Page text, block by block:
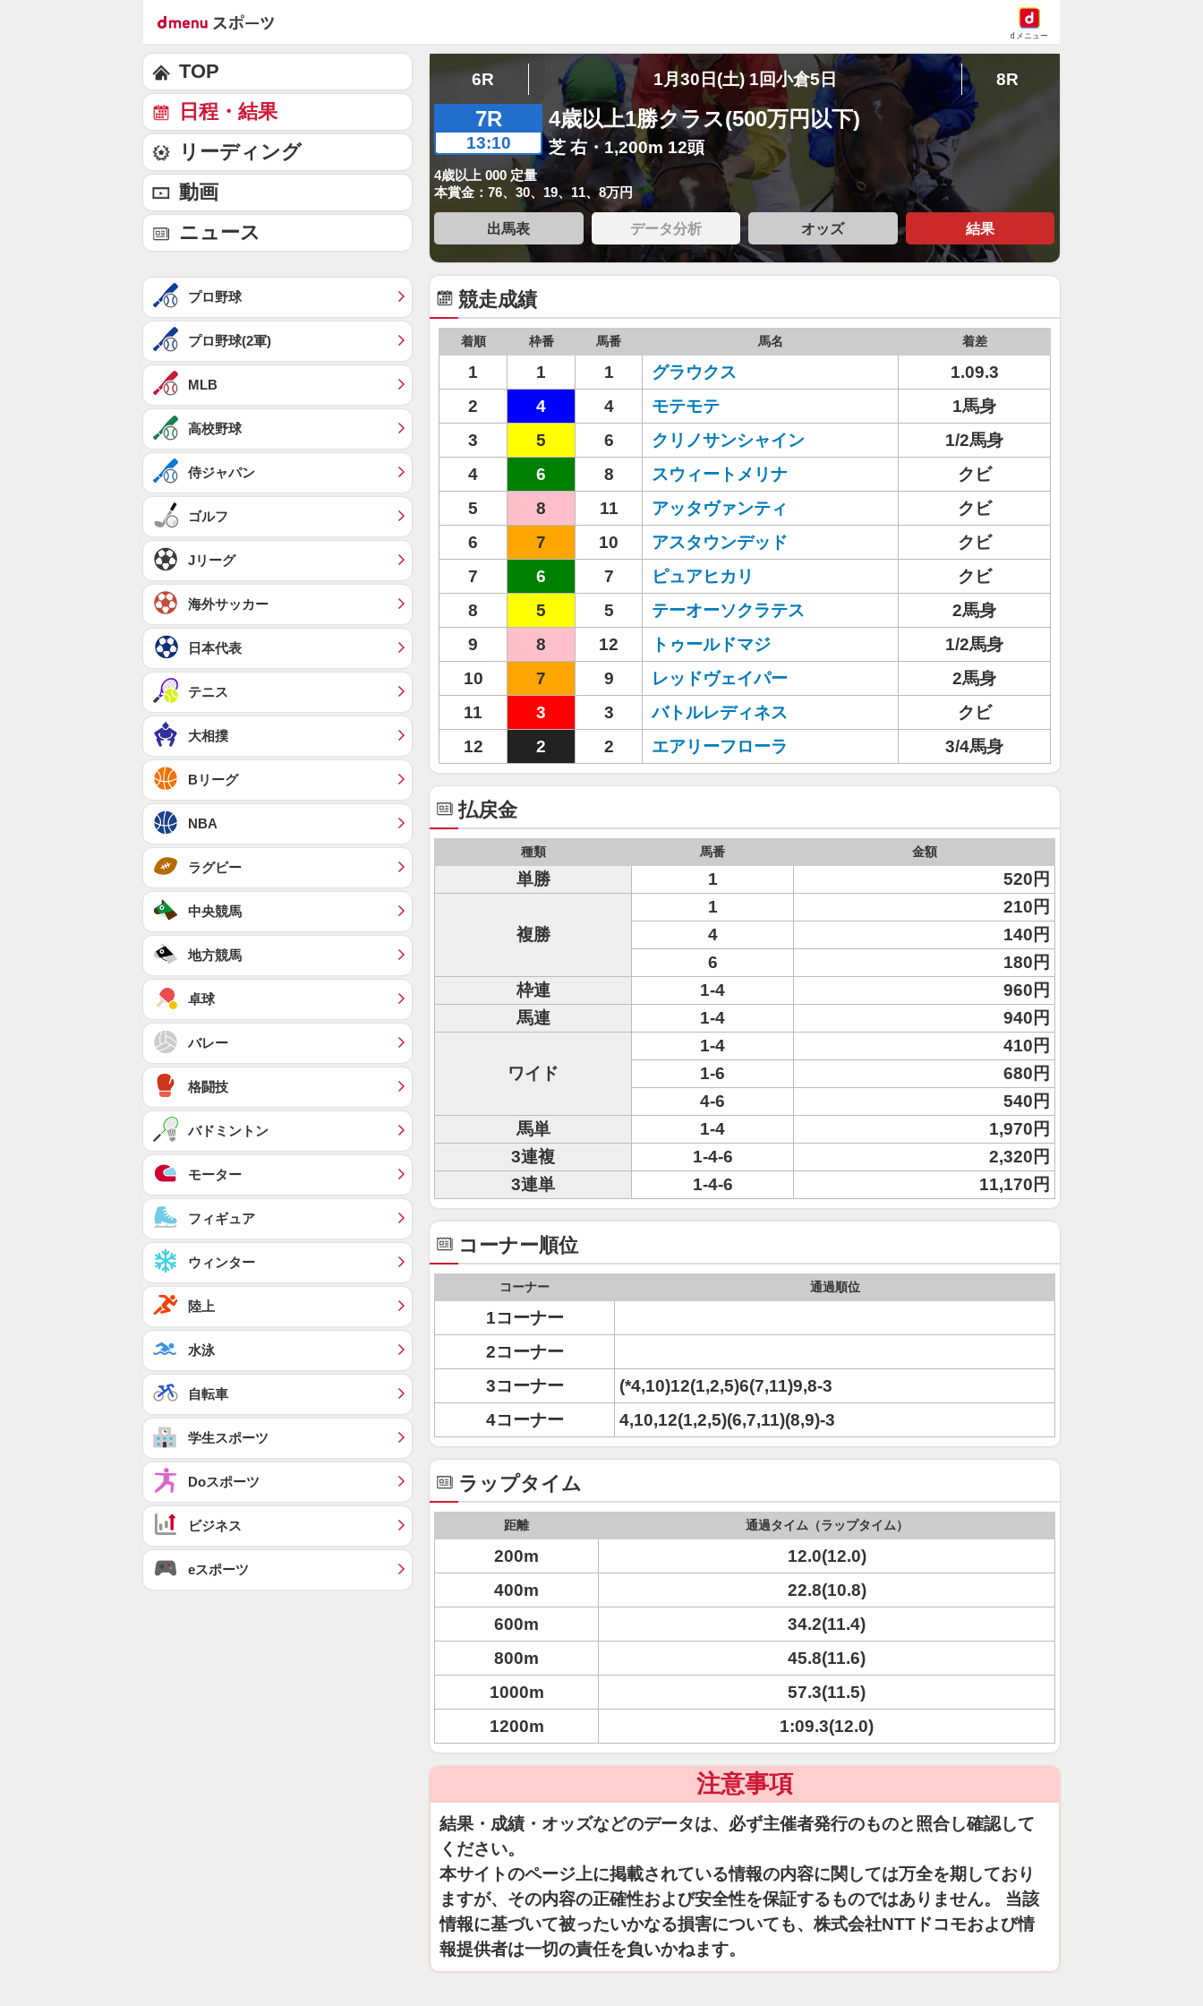
dメニュー
6R 1月30日(土) 1回小倉5日 8R
7R
13:10
4歳以上1勝クラス(500万円以下)
芝 右・1,200m 12頭
4歳以上 000 定量
本賞金：76、30、19、11、8万円
出馬表 データ分析 オッズ 結果
競走成績
着順 枠番 馬番 馬名 着差
1 1 1 グラウクス
1.09.3
2
4 4 モテモテ
1馬身
3
5 6 クリノサンシャイン
1/2馬身
4
6 8 スウィートメリナ
クビ
5
8 11 アッタヴァンティ
クビ
6
7 10 アスタウンデッド
クビ
7
6 7 ピュアヒカリ
クビ
8
5 5 テーオーソクラテス
2馬身
9
8 12 トゥールドマジ
1/2馬身
10
7 9 レッドヴェイパー
2馬身
11
3 3 バトルレディネス
クビ
12
2 2 エアリーフローラ 3/4馬身
払戻金
種類 馬番 金額
単勝 1 520円
複勝
1
210円
4
140円
6
180円
枠連
1-4
960円
馬連
1-4 940円
ワイド
1-4
410円
1-6
680円
4-6
540円
馬単
1-4
1,970円
3連複
1-4-6
2,320円
3連単
1-4-6 11,170円
コーナー順位
コーナー 通過順位
1コーナー
2コーナー
3コーナー
(*4,10)12(1,2,5)6(7,11)9,8-3
4コーナー
4,10,12(1,2,5)(6,7,11)(8,9)-3
ラップタイム
距離 通過タイム（ラップタイム）
200m
12.0(12.0)
400m
22.8(10.8)
600m
34.2(11.4)
800m
45.8(11.6)
1000m
57.3(11.5)
1200m
1:09.3(12.0)
注意事項
結果・成績・オッズなどのデータは、必ず主催者発行のものと照合し確認して
ください。
本サイトのページ上に掲載されている情報の内容に関しては万全を期しており
ますが、その内容の正確性および安全性を保証するものではありません。 当該
情報に基づいて被ったいかなる損害についても、株式会社NTTドコモおよび情
報提供者は一切の責任を負いかねます。
TOP
日程・結果
リーディング
動画
ニュース
プロ野球
プロ野球(2軍)
MLB
高校野球
侍ジャパン
ゴルフ
Jリーグ
海外サッカー
日本代表
テニス
大相撲
Bリーグ
NBA
ラグビー
中央競馬
地方競馬
卓球
バレー
格闘技
バドミントン
モーター
フィギュア
ウィンター
陸上
水泳
自転車
学生スポーツ
Doスポーツ
ビジネス
eスポーツ